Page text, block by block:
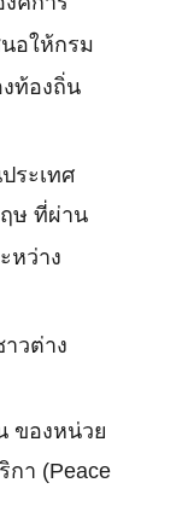
นอให้กรม
ท้องถิ่น
ระเทศ
ษ ที่ผ่าน
หว่าง
วต่าง
ของหน่วย
กา (Peace